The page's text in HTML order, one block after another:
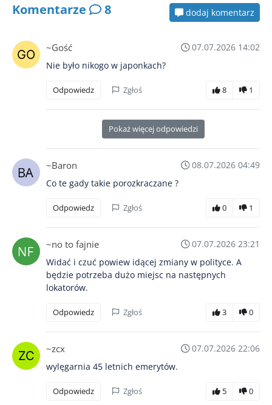
Komentarze 8 dodaj komentarz
~Gość
07.07.2026 14:02
Nie było nikogo w japonkach?
Odpowiedz Zgłoś 8 1
Pokaż więcej odpowiedzi
~Baron
08.07.2026 04:49
Co te gady takie porozkraczane ?
Odpowiedz Zgłoś 0 1
~no to fajnie
07.07.2026 23:21
Widać i czuć powiew idącej zmiany w polityce. A
będzie potrzeba dużo miejsc na następnych
lokatorów.
Odpowiedz Zgłoś 3 0
~zcx
07.07.2026 22:06
wylęgarnia 45 letnich emerytów.
Odpowiedz Zgłoś 5 0